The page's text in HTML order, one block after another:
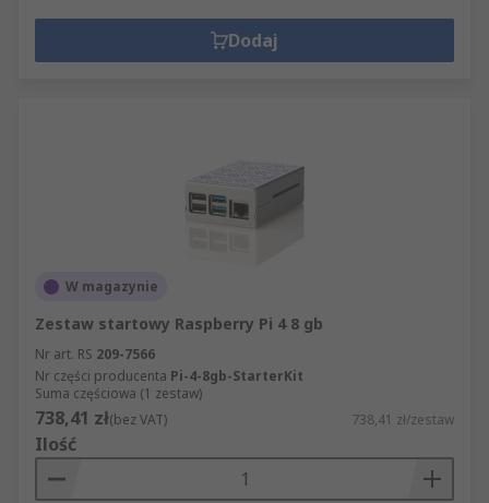
Dodaj
W magazynie
Zestaw startowy Raspberry Pi 4 8 gb
Nr art. RS 209-7566
Nr części producenta Pi-4-8gb-StarterKit
Suma częściowa (1 zestaw)
738,41 zł(bez VAT) 738,41 zł/zestaw
Ilość